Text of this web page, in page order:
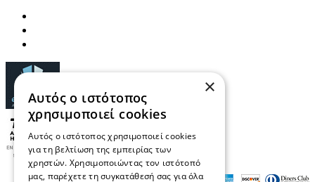
×
Αυτός ο ιστότοπος
χρησιμοποιεί cookies
Αυτός ο ιστότοπος χρησιμοποιεί cookies
για τη βελτίωση της εμπειρίας των
χρηστών. Χρησιμοποιώντας τον ιστότοπό
μας, παρέχετε τη συγκατάθεσή σας για όλα